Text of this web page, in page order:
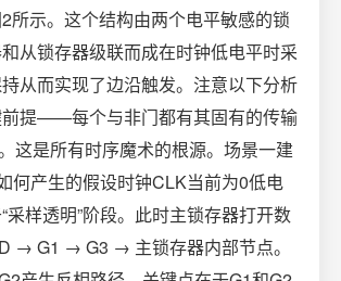
所示。这个结构由两个电平敏感的锁
从锁存器级联而成在时钟低电平时采
从而实现了边沿触发。注意以下分析
提——每个与非门都有其固有的传输
这是所有时序魔术的根源。场景一建
何产生的假设时钟CLK当前为0低电
采样透明”阶段。此时主锁存器打开数
→ G1 → G3 → 主锁存器内部节点。